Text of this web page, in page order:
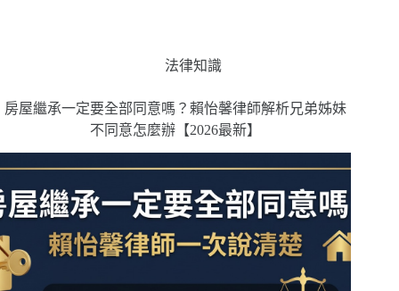
法律知識
房屋繼承一定要全部同意嗎？賴怡馨律師解析兄弟姊妹
不同意怎麼辦【2026最新】